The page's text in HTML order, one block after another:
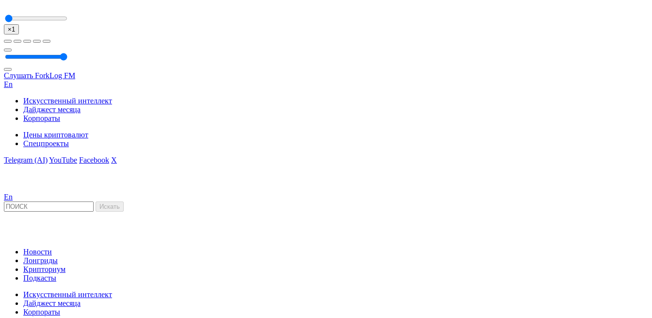
×1
Слушать ForkLog FM
En
Искусственный интеллект
Дайджест месяца
Корпораты
Цены криптовалют
Спецпроекты
Telegram (AI)YouTube Facebook X
En
Новости
Лонгриды
Крипториум
Подкасты
Искусственный интеллект
Дайджест месяца
Корпораты